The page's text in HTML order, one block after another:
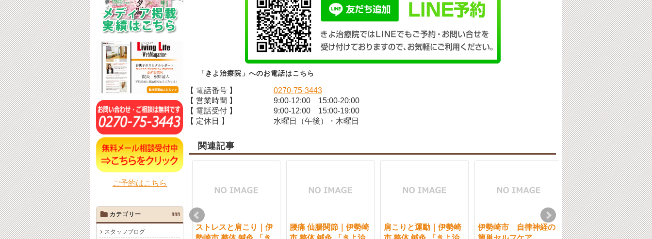
「きよ治療院」へのお電話はこちら
【 電話番号 】
0270-75-3443
【 営業時間 】
9:00-12:00 15:00-20:00
【 電話受付 】
9:00-12:00 15:00-19:00
【 定休日 】
水曜日（午後）・木曜日
関連記事
肩こり頭痛にご用心！
伊勢崎市 脳卒中の原
ストレスと肩こり｜伊
腰痛 仙腸関節｜伊勢崎
肩こりと運動｜伊勢崎
伊勢崎市 自律神経の
女性と肩こり｜伊勢崎
ご予約はこちら
カテゴリー AAA
スタッフブログ